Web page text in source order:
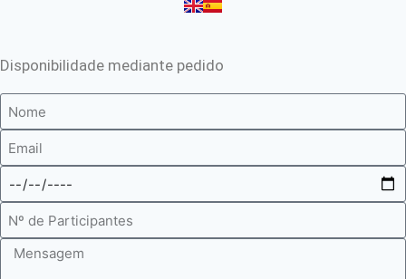
Disponibilidade mediante pedido